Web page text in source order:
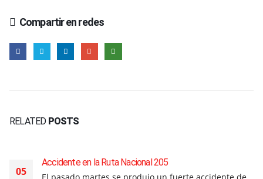
Compartir en redes
RELATED POSTS
05
Accidente en la Ruta Nacional 205